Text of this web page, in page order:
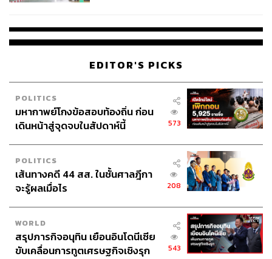
EDITOR'S PICKS
POLITICS
มหากาพย์โกงข้อสอบท้องถิ่น ก่อน
เดินหน้าสู่จุดจบในสัปดาห์นี้
573
POLITICS
เส้นทางคดี 44 สส. ในชั้นศาลฎีกา
จะรู้ผลเมื่อไร
208
WORLD
สรุปภารกิจอนุทิน เยือนอินโดนีเซีย
ขับเคลื่อนการทูตเศรษฐกิจเชิงรุก
543